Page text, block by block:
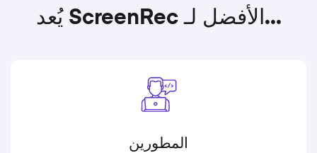
يُعد ScreenRec الأفضل لـ...
المطورين